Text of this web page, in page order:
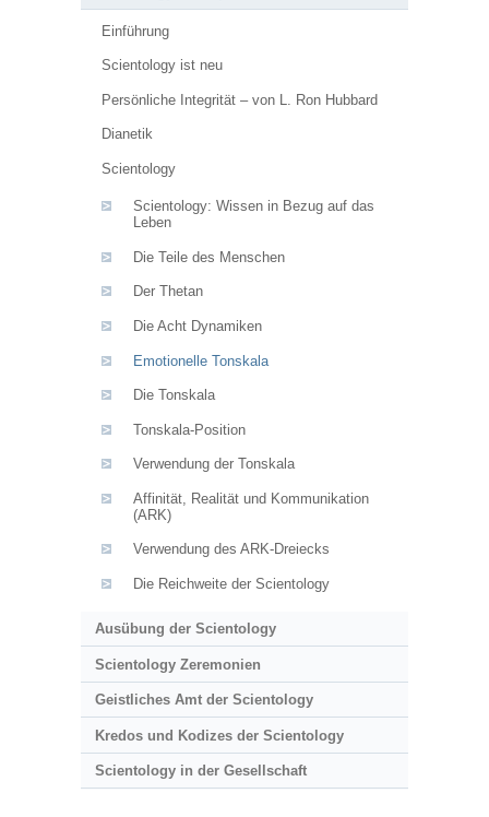
Einführung
Scientology ist neu
Persönliche Integrität – von L. Ron Hubbard
Dianetik
Scientology
Scientology: Wissen in Bezug auf das
Leben
Die Teile des Menschen
Der Thetan
Die Acht Dynamiken
Emotionelle Tonskala
Die Tonskala
Tonskala-Position
Verwendung der Tonskala
Affinität, Realität und Kommunikation
(ARK)
Verwendung des ARK-Dreiecks
Die Reichweite der Scientology
Ausübung der Scientology
Scientology Zeremonien
Geistliches Amt der Scientology
Kredos und Kodizes der Scientology
Scientology in der Gesellschaft